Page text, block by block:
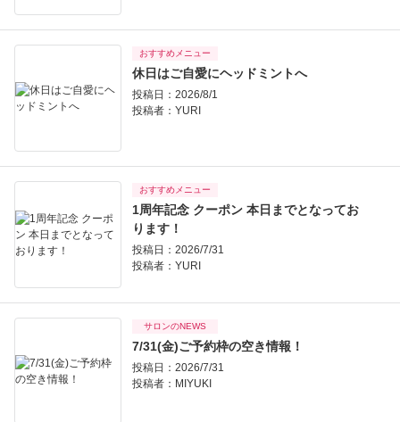
おすすめメニュー
休日はご自愛にヘッドミントへ
投稿日：2026/8/1
投稿者： YURI
おすすめメニュー
1周年記念 クーポン 本日までとなってお
ります！
投稿日：2026/7/31
投稿者： YURI
サロンのNEWS
7/31(金)ご予約枠の空き情報！
投稿日：2026/7/31
投稿者： MIYUKI